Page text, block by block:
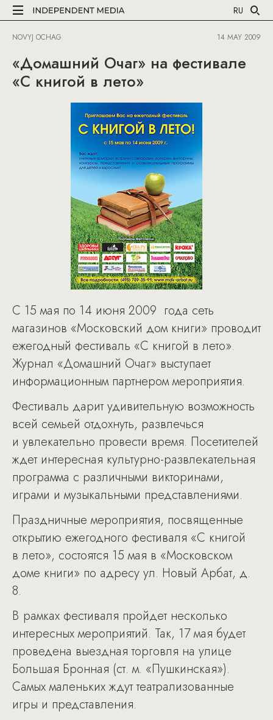
RU
NOVYJ OCHAG 14 MAY 2009
«Домашний Очаг» на фестивале
«С книгой в лето»
С 15 мая по 14 июня 2009 года сеть
магазинов «Московский дом книги» проводит
ежегодный фестиваль «С книгой в лето».
Журнал «Домашний Очаг» выступает
информационным партнером мероприятия.
Фестиваль дарит удивительную возможность
всей семьей отдохнуть, развлечься
и увлекательно провести время. Посетителей
ждет интересная культурно-развлекательная
программа с различными викторинами,
играми и музыкальными представлениями.
Праздничные мероприятия, посвященные
открытию ежегодного фестиваля «С книгой
в лето», состоятся 15 мая в «Московском
доме книги» по адресу ул. Новый Арбат, д.
8.
В рамках фестиваля пройдет несколько
интересных мероприятий. Так, 17 мая будет
проведена выездная торговля на улице
Большая Бронная (ст. м. «Пушкинская»).
Самых маленьких ждут театрализованные
игры и представления.